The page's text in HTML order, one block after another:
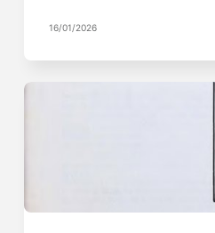
16/01/2026